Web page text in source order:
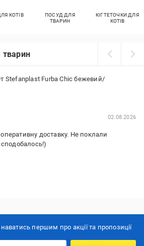
КОТІВ
ПОСУД ДЛЯ
ТВАРИН
КІГТЕТОЧКИ ДЛЯ
КОТІВ
тварин
Stefanplast Furba Chic бежевий/
02.08.2026
доставку. Не поклали
сподобалось!)
першим про акції та пропозиції